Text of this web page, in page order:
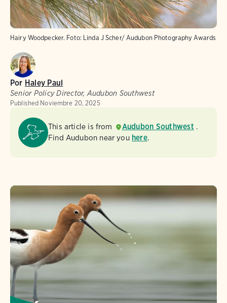
Hairy Woodpecker. Foto: Linda J Scher/ Audubon Photography Awards
Por Haley Paul
Senior Policy Director, Audubon Southwest
Published Noviembre 20, 2025
This article is from Audubon Southwest .
Find Audubon near you here.